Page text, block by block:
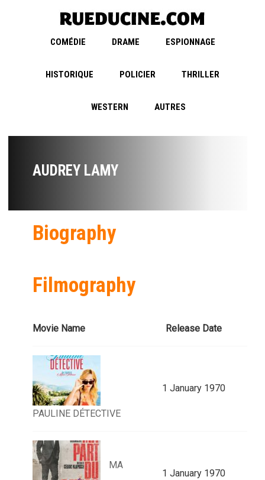
COMÉDIE DRAME ESPIONNAGE
HISTORIQUE POLICIER THRILLER
WESTERN AUTRES
AUDREY LAMY
Biography
Filmography
Movie Name Release Date
PAULINE DÉTECTIVE
1 January 1970
MA
1 January 1970